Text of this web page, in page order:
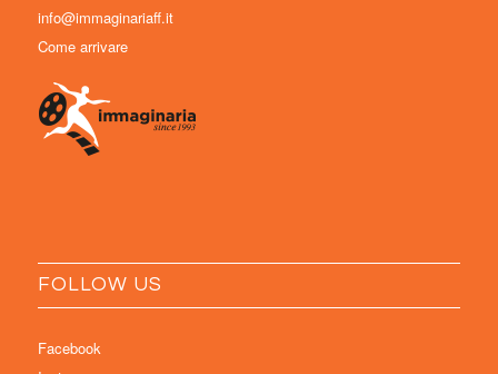
info@immaginariaff.it
Come arrivare
FOLLOW US
Facebook